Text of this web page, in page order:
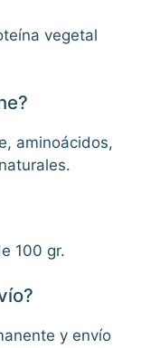
vegetal
aminoácidos,
100 gr.
y envío